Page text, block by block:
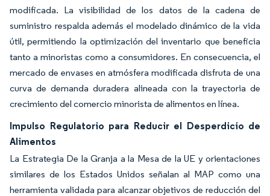
modificada. La visibilidad de los datos de la cadena de
suministro respalda además el modelado dinámico de la vida
útil, permitiendo la optimización del inventario que beneficia
tanto a minoristas como a consumidores. En consecuencia, el
mercado de envases en atmósfera modificada disfruta de una
curva de demanda duradera alineada con la trayectoria de
crecimiento del comercio minorista de alimentos en línea.
Impulso Regulatorio para Reducir el Desperdicio de
Alimentos
La Estrategia De la Granja a la Mesa de la UE y orientaciones
similares de los Estados Unidos señalan al MAP como una
herramienta validada para alcanzar objetivos de reducción del